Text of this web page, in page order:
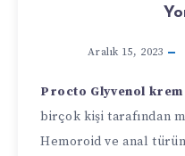
Aralık 15, 2023
Procto Glyvenol krem
birçok kişi tarafından
Hemoroid ve anal